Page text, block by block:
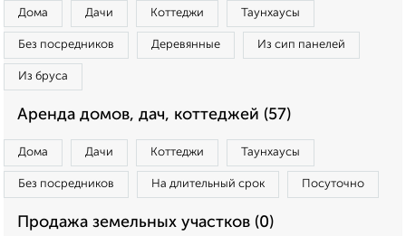
Дома Дачи Коттеджи Таунхаусы
Без посредников Деревянные Из сип панелей
Из бруса
Аренда домов, дач, коттеджей (57)
Дома Дачи Коттеджи Таунхаусы
Без посредников На длительный срок Посуточно
Продажа земельных участков (0)